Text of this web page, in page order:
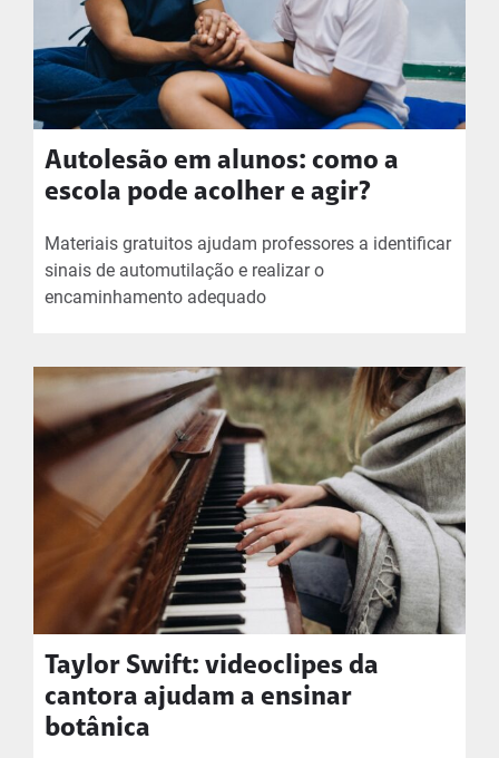
Autolesão em alunos: como a
escola pode acolher e agir?
Materiais gratuitos ajudam professores a identificar
sinais de automutilação e realizar o
encaminhamento adequado
Taylor Swift: videoclipes da
cantora ajudam a ensinar
botânica